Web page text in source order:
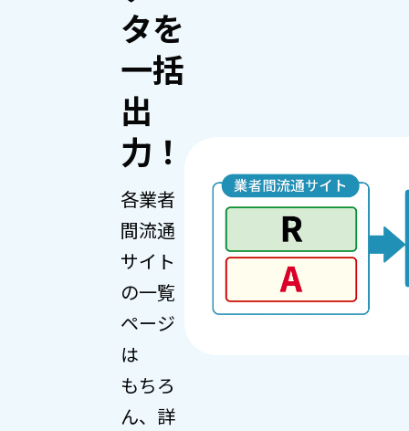
タを
一括
出
力！
各業者
間流通
サイト
の一覧
ページ
は
もちろ
ん、詳